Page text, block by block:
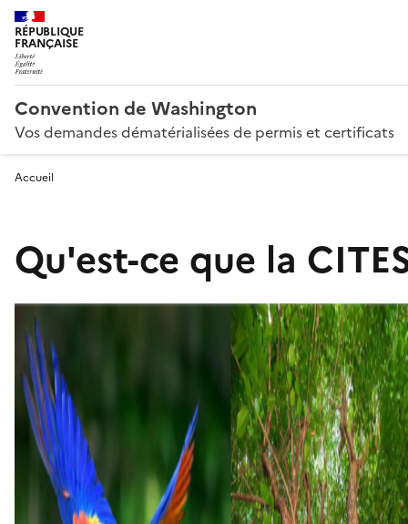
RÉPUBLIQUE
FRANÇAISE
Convention de Washington
Vos demandes dématérialisées de permis et certificats
Accueil
Qu'est-ce que la